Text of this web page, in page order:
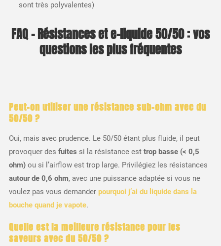
sont très polyvalentes)
FAQ – Résistances et e-liquide 50/50 : vos
questions les plus fréquentes
Peut-on utiliser une résistance sub-ohm avec du
50/50 ?
Oui, mais avec prudence. Le 50/50 étant plus fluide, il peut
provoquer des fuites si la résistance est trop basse (< 0,5
ohm)ou si l’airflow est trop large. Privilégiez les résistances
autour de 0,6 ohm, avec une puissance adaptée si vous ne
voulez pas vous demander pourquoi j’ai du liquide dans la
bouche quand je vapote.
Quelle est la meilleure résistance pour les
saveurs avec du 50/50 ?